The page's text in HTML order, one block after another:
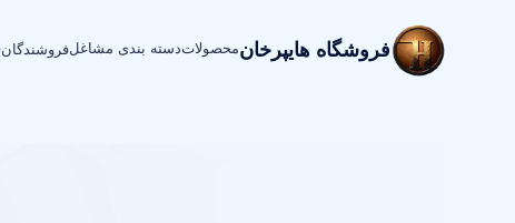
فروشگاه هایپرخانمحصولاتدسته بندی مشاغلفروشندگان